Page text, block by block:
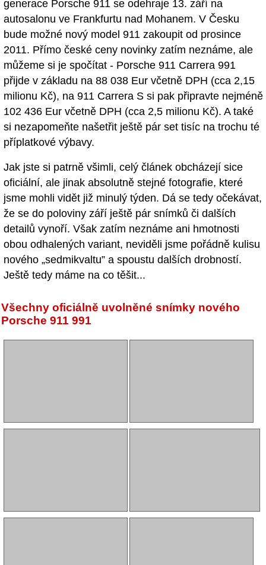
generace Porsche 911 se odehraje 13. září na
autosalonu ve Frankfurtu nad Mohanem. V Česku
bude možné nový model 911 zakoupit od prosince
2011. Přímo české ceny novinky zatím neznáme, ale
můžeme si je spočítat - Porsche 911 Carrera 991
přijde v základu na 88 038 Eur včetně DPH (cca 2,15
milionu Kč), na 911 Carrera S si pak připravte nejméně
102 436 Eur včetně DPH (cca 2,5 milionu Kč). A také
si nezapomeňte našetřit ještě pár set tisíc na trochu té
příplatkové výbavy.
Jak jste si patrně všimli, celý článek obcházejí sice
oficiální, ale jinak absolutně stejné fotografie, které
jsme mohli vidět již minulý týden. Dá se tedy očekávat,
že se do poloviny září ještě pár snímků či dalších
detailů vynoří. Však zatím neznáme ani hmotnosti
obou odhalených variant, neviděli jsme pořádně kulisu
nového „sedmikvaltu” a spoustu dalších drobností.
Ještě tedy máme na co těšit...
Všechny oficiálně uvolněné snímky nového
Porsche 911 991